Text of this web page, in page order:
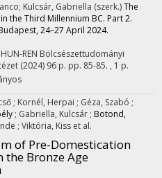
Kulcsár, Gabriella (szerk.)The
the Third Millennium BC. Part 2.
24–27 April 2024.
HUN-REN Bölcsészettudományi
(2024) 96 p. pp. 85-85. , 1 p.
; Kornél, Herpai ; Géza, Szabó ;
; Gabriella, Kulcsár ; Botond,
; Viktória, Kiss et al.
of Pre-Domestication
the Bronze Age